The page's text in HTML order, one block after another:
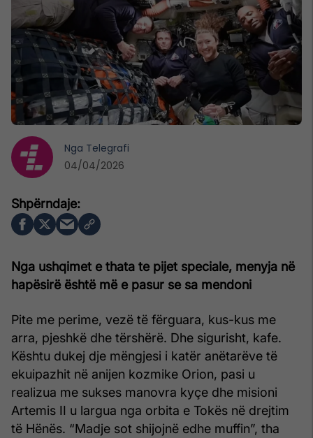
Nga ushqimet e thata te pijet speciale, menyja në
hapësirë është më e pasur se sa mendoni
Pite me perime, vezë të fërguara, kus-kus me
arra, pjeshkë dhe tërshërë. Dhe sigurisht, kafe.
Kështu dukej dje mëngjesi i katër anëtarëve të
ekuipazhit në anijen kozmike Orion, pasi u
realizua me sukses manovra kyçe dhe misioni
Artemis II u largua nga orbita e Tokës në drejtim
të Hënës. “Madje sot shijojnë edhe muffin”, tha
Nga Telegrafi
04/04/2026